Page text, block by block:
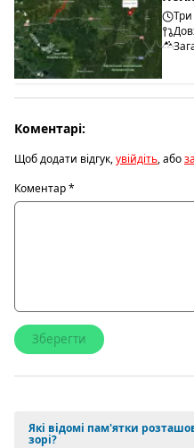
Три
Коментарі:
Щоб додати відгук,увійдіть, або
Коментар*
Які відомі пам'ятки
зорі?